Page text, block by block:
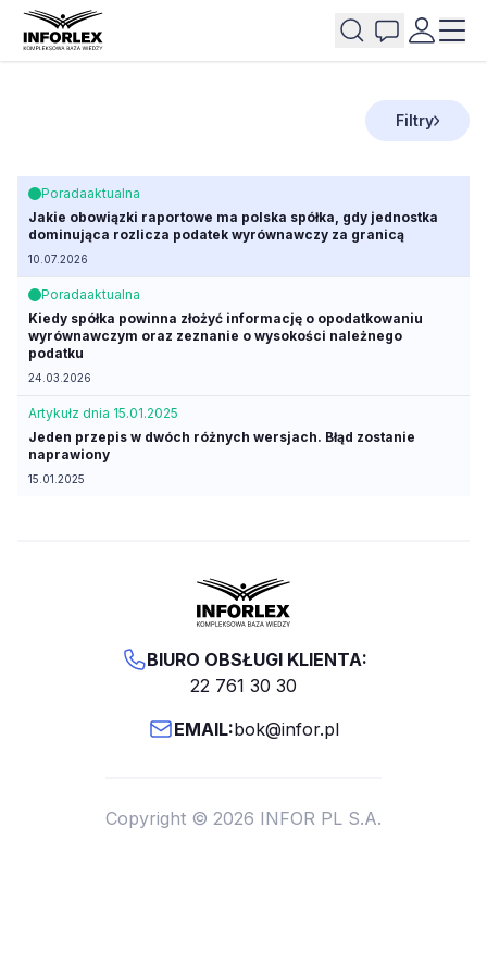
Filtry
Poradaaktualna
Jakie obowiązki raportowe ma polska spółka, gdy jednostka
dominująca rozlicza podatek wyrównawczy za granicą
10.07.2026
Poradaaktualna
Kiedy spółka powinna złożyć informację o opodatkowaniu
wyrównawczym oraz zeznanie o wysokości należnego
podatku
24.03.2026
Artykułz dnia 15.01.2025
Jeden przepis w dwóch różnych wersjach. Błąd zostanie
naprawiony
15.01.2025
BIURO OBSŁUGI KLIENTA:
22 761 30 30
EMAIL:bok@infor.pl
Copyright © 2026 INFOR PL S.A.